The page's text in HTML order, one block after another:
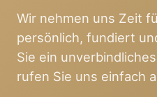
Wir nehmen uns Zeit
persönlich, fundiert
Sie ein
rufen Sie uns einfach